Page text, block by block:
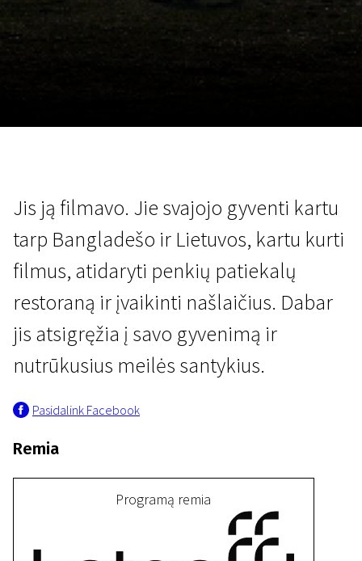
Prieš karą ir pandemiją buvo
meilė ir blakės
Jis ją filmavo. Jie svajojo gyventi kartu
tarp Bangladešo ir Lietuvos, kartu kurti
filmus, atidaryti penkių patiekalų
restoraną ir įvaikinti našlaičius. Dabar
jis atsigręžia į savo gyvenimą ir
nutrūkusius meilės santykius.
Pasidalink Facebook
Remia
Programą remia